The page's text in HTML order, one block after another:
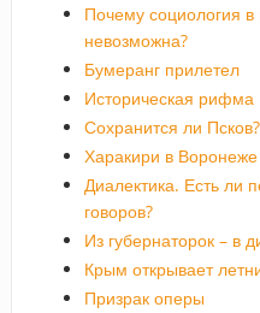
Почему социология
невозможна?
Бумеранг прилетел
Историческая рифма
Сохранится ли Псков?
Харакири в Воронеже
Диалектика. Есть ли
говоров?
Из губернаторок – в
Крым открывает
Призрак оперы